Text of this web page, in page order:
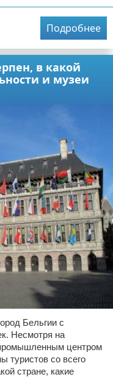
Подробнее
в какой
и музеи
Бельгии с
Несмотря на
центром
туристов со всего
стране, какие